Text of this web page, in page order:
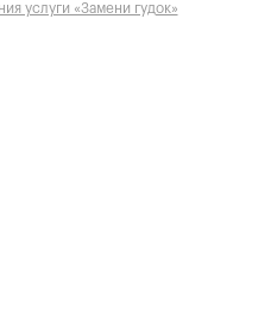
услуги «Замени гудок»